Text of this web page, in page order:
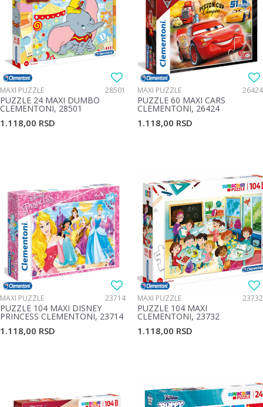
MAXI PUZZLE 28501
PUZZLE 24 MAXI DUMBO
CLEMENTONI, 28501
1.118,00 RSD
MAXI PUZZLE 26424
PUZZLE 60 MAXI CARS
CLEMENTONI, 26424
1.118,00 RSD
MAXI PUZZLE 23714
PUZZLE 104 MAXI DISNEY
PRINCESS CLEMENTONI, 23714
1.118,00 RSD
MAXI PUZZLE 23732
PUZZLE 104 MAXI
CLEMENTONI, 23732
1.118,00 RSD